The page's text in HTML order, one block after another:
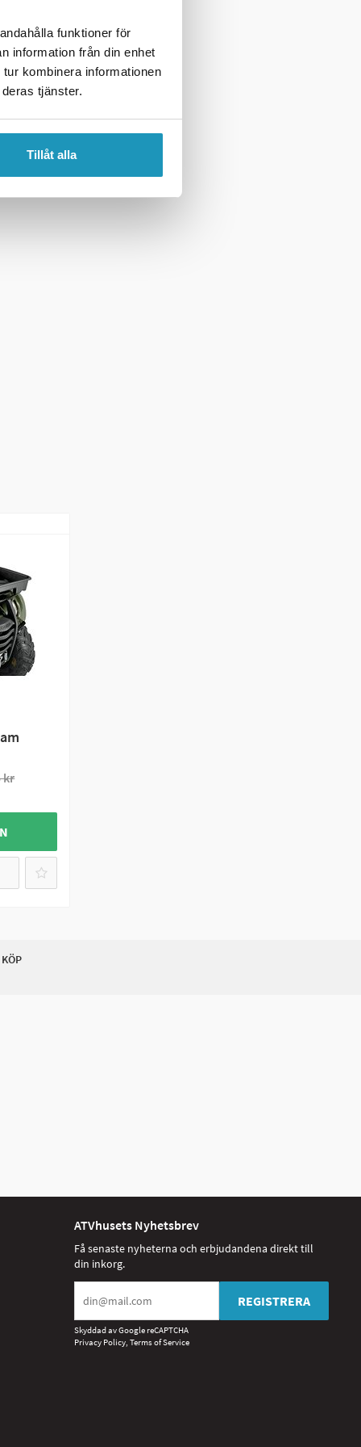
funktioner för
information från din enhet
kombinera informationen
tjänster.
Tillåt alla
kr
ATVhusets Nyhetsbrev
Få senaste nyheterna och erbjudandena direkt till
din inkorg.
REGISTRERA
Skyddad av Google reCAPTCHA
Privacy Policy, Terms of Service